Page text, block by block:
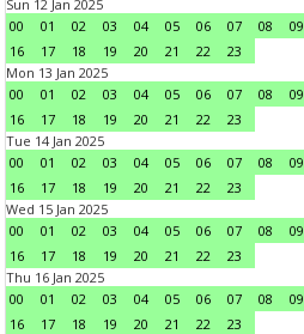
Sun 12 Jan 2025
00
01 02 03 04 05 06 07 08 09
16
17 18 19 20 21 22
23
Mon 13 Jan 2025
00
01 02 03 04 05 06 07 08 09
16
17 18 19 20 21 22
23
Tue 14 Jan 2025
00
01 02 03 04 05 06 07 08 09
16
17 18 19 20 21 22
23
Wed 15 Jan 2025
00
01 02 03 04 05 06 07 08 09
16
17 18 19 20 21 22
23
Thu 16 Jan 2025
00
01 02 03 04 05 06 07 08 09
16
17 18 19 20 21 22
23